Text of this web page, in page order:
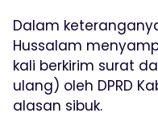
Dalam
Hussalam
kali berkirim surat
ulang) oleh DPRD
alasan sibuk.